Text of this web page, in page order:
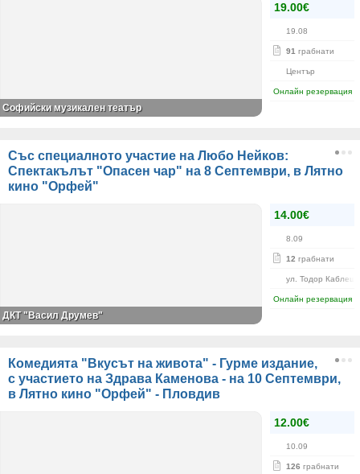
19.00€
19.08
91 грабнати
Център
Онлайн резервация
Софийски музикален театър
Със специалното участие на Любо Нейков:
Спектакълът "Опасен чар" на 8 Септември, в Лятно
кино "Орфей"
14.00€
8.09
12 грабнати
ул. Тодор
Онлайн резервация
ДКТ "Васил Друмев"
Комедията "Вкусът на живота" - Гурме издание,
с участието на Здрава Каменова - на 10 Септември,
в Лятно кино "Орфей" - Пловдив
12.00€
10.09
126 грабнати